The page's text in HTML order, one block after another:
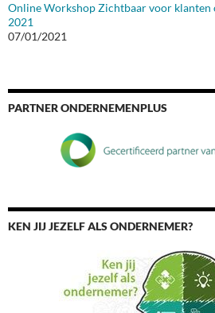
Online Workshop Zichtbaar voor klanten
2021
07/01/2021
PARTNER ONDERNEMENPLUS
KEN JIJ JEZELF ALS ONDERNEMER?